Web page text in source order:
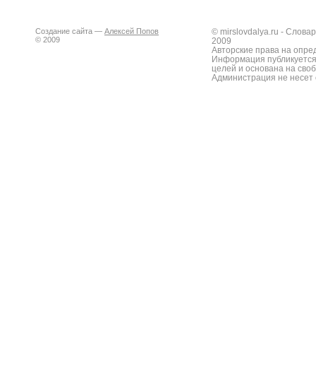
Создание сайта — Алексей Попов
© 2009
© mirslovdalya.ru -
2009
Авторские права на
Информация
целей и основана на
Администрация не несет